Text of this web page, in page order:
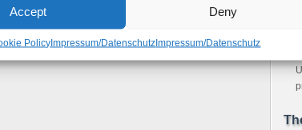
Accept Deny
PolicyImpressum/DatenschutzImpressum/Datenschutz